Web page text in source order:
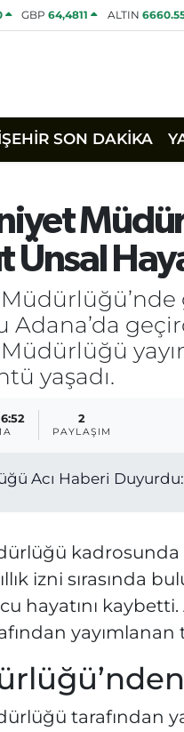
GBP64,4811 ALTIN
SON DAKİKA
Adana’da
yaşadı.
2
PAYLAŞIM
izni sırasında
hayatını kaybetti.
yayımlanan
tarafından